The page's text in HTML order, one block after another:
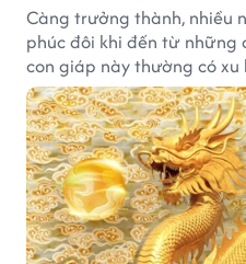
Càng trưởng thành, nhiều
phúc đôi khi đến từ những
con giáp này thường có xu